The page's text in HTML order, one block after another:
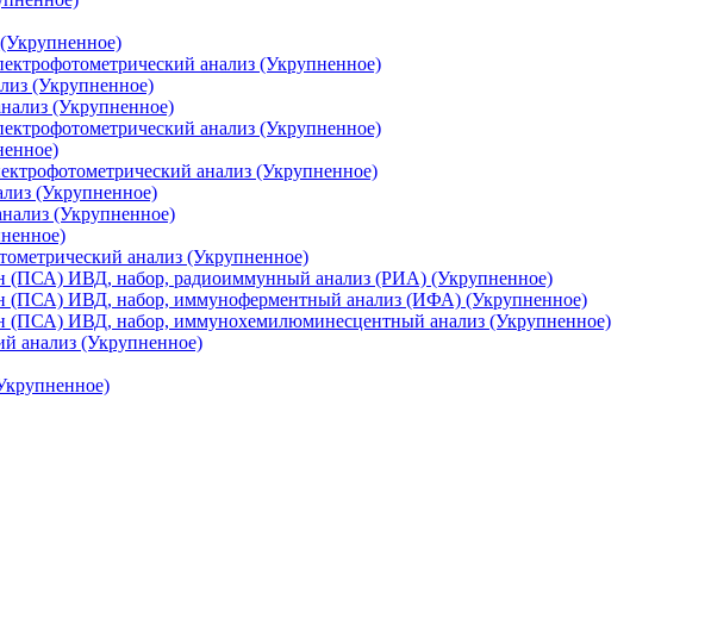
анализ (Укрупненное)
(Укрупненное)
(Укрупненное)
анализ (Укрупненное)
анализ (Укрупненное)
(Укрупненное)
(Укрупненное)
анализ (Укрупненное)
(ПСА) ИВД, набор, радиоиммунный анализ (РИА) (Укрупненное)
(ПСА) ИВД, набор, иммуноферментный анализ (ИФА) (Укрупненное)
(ПСА) ИВД, набор, иммунохемилюминесцентный анализ (Укрупненное)
анализ (Укрупненное)